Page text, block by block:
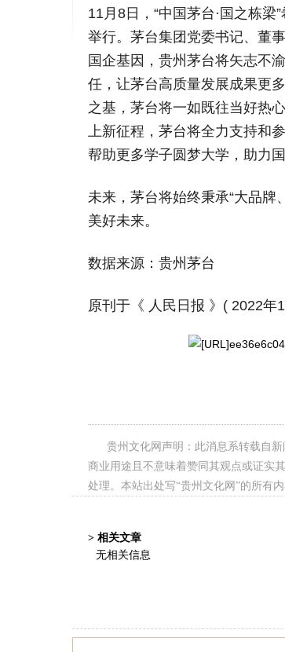
11月8日，“中国茅台·国之栋梁
举行。茅台集团党委书记、董
国企基因，贵州茅台将矢志不
任，让茅台高质量发展成果更
之基，茅台将一如既往当好热
上新征程，茅台将全力支持和
帮助更多学子圆梦大学，助力
未来，茅台将始终秉承“大品牌
美好未来。
数据来源：贵州茅台
原刊于《 人民日报 》( 2022年
贵州文化网声明：此消息系转载自
商业用途且不意味着赞同其观点或证实
处理。本站出处写“贵州文化网”的所有
> 相关文章
无相关信息